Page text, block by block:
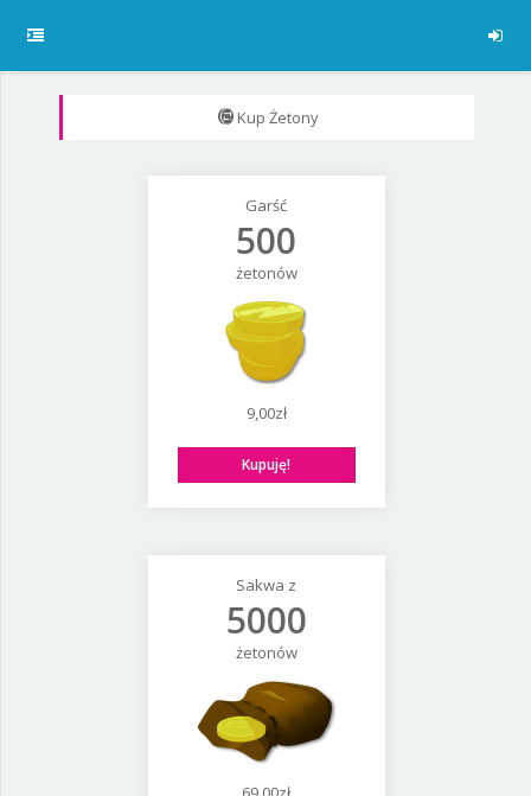
Kup Żetony
Garść
500
żetonów
9,00zł
Kupuję!
Sakwa z
5000
żetonów